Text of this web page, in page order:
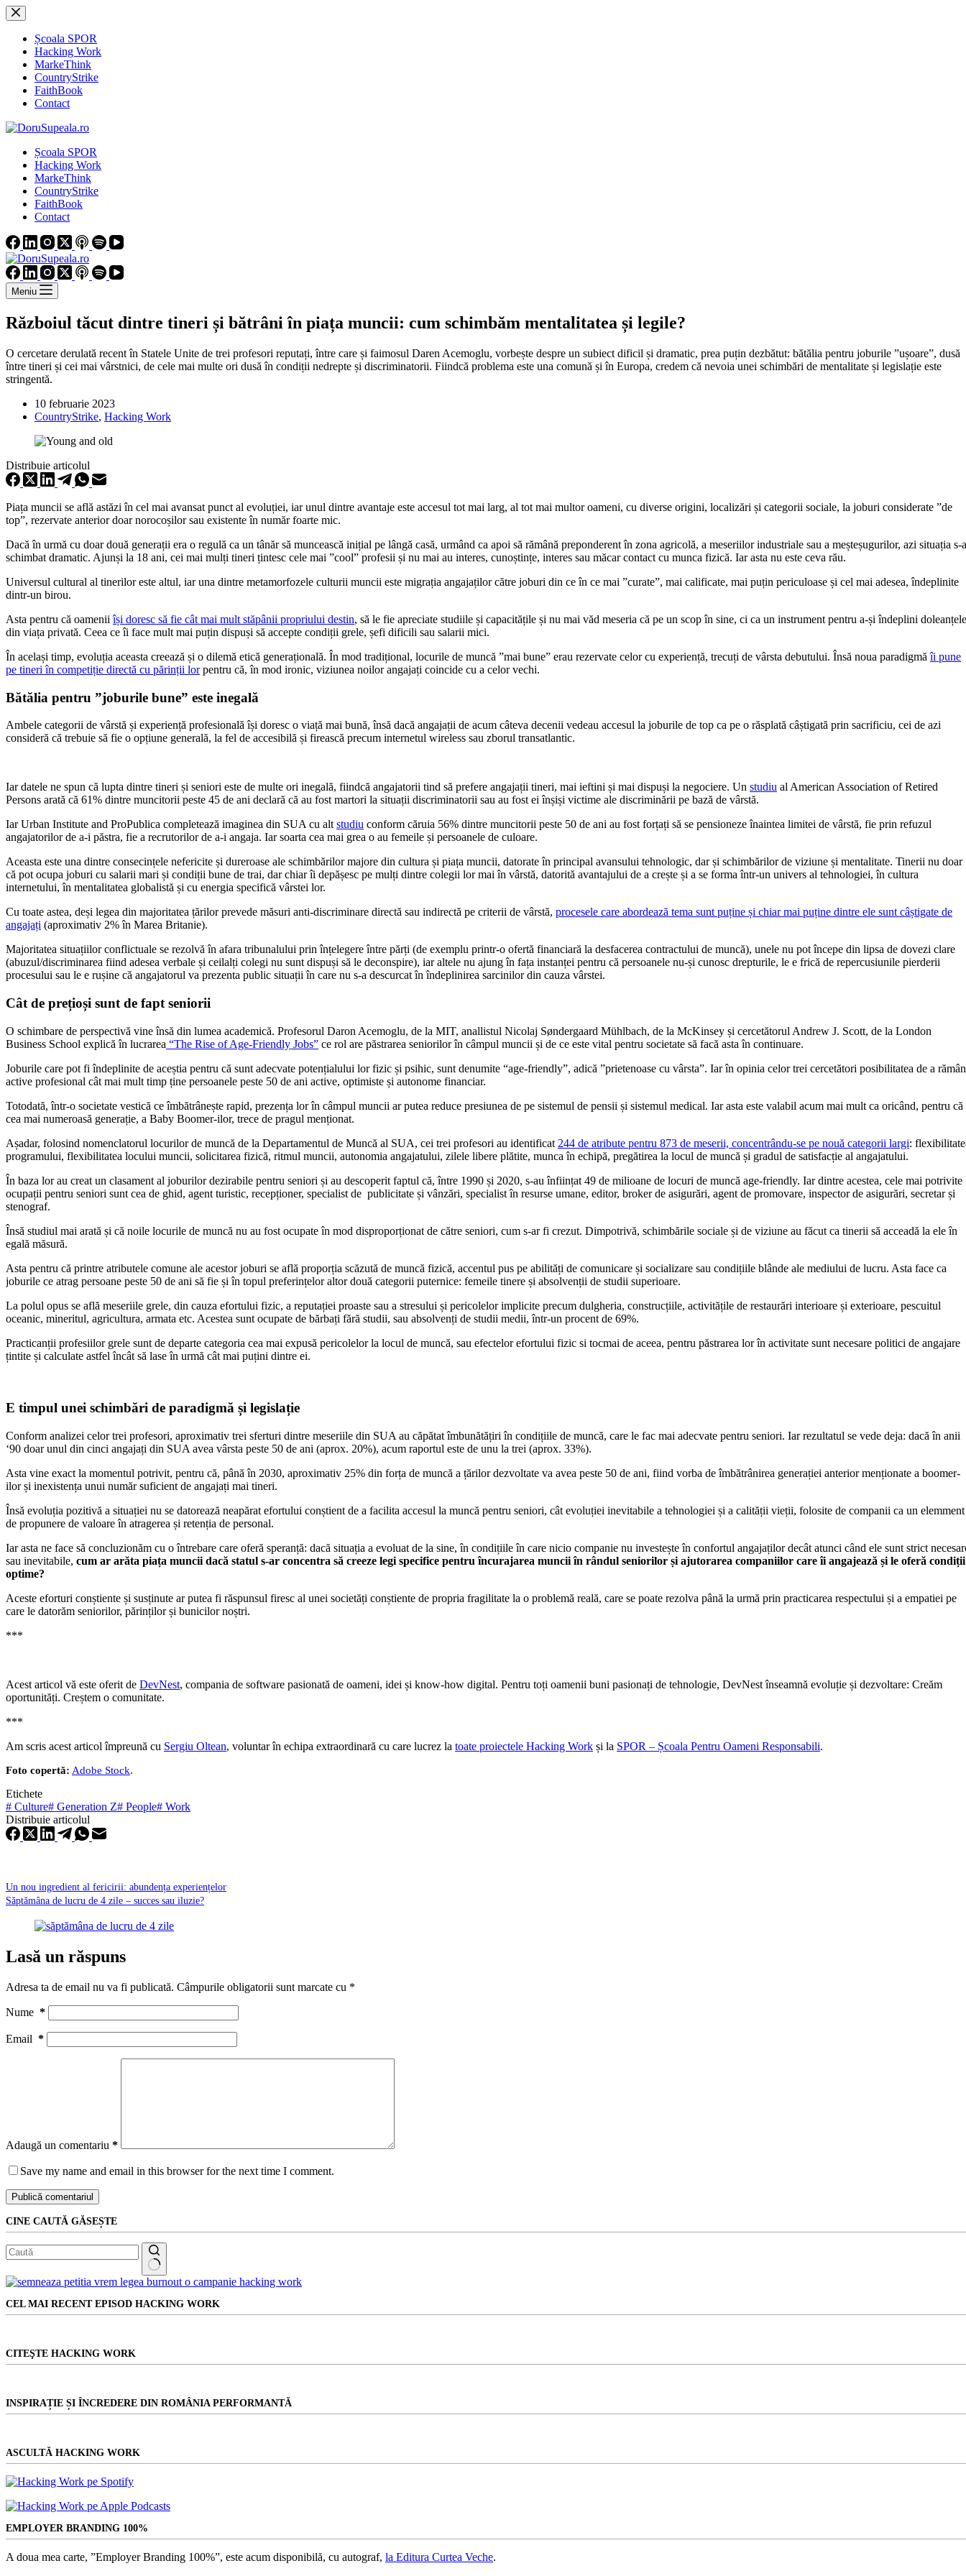
Sari
la
conținutȘcoala SPOR
Hacking Work
MarkeThink
CountryStrike
FaithBook
Contact
Școala SPOR
Hacking Work
MarkeThink
CountryStrike
FaithBook
Contact
Meniu
Războiul tăcut dintre tineri și bătrâni în piața muncii: cum schimbăm mentalitatea și legile?
O cercetare derulată recent în Statele Unite de trei profesori reputați, între care și faimosul Daren Acemoglu, vorbește despre un subiect dificil și dramatic, prea puțin dezbătut: bătălia pentru joburile ”ușoare”, dusă
între tineri și cei mai vârstnici, de cele mai multe ori dusă în condiții nedrepte și discriminatorii. Fiindcă problema este una comună și în Europa, credem că nevoia unei schimbări de mentalitate și legislație este
stringentă.
10 februarie 2023
CountryStrike, Hacking Work
Distribuie articolul
Piața muncii se află astăzi în cel mai avansat punct al evoluției, iar unul dintre avantaje este accesul tot mai larg, al tot mai multor oameni, cu diverse origini, localizări și categorii sociale, la joburi considerate ”de
top”, rezervate anterior doar norocoșilor sau existente în număr foarte mic.
Dacă în urmă cu doar două generații era o regulă ca un tânăr să muncească inițial pe lângă casă, urmând ca apoi să rămână preponderent în zona agricolă, a meseriilor industriale sau a meșteșugurilor, azi situația s-a
schimbat dramatic. Ajunși la 18 ani, cei mai mulți tineri țintesc cele mai ”cool” profesii și nu mai au interes, cunoștințe, interes sau măcar contact cu munca fizică. Iar asta nu este ceva rău.
Universul cultural al tinerilor este altul, iar una dintre metamorfozele culturii muncii este migrația angajaților către joburi din ce în ce mai ”curate”, mai calificate, mai puțin periculoase și cel mai adesea, îndeplinite
dintr-un birou.
Asta pentru că oameniiîși doresc să fie cât mai mult stăpânii propriului destin, să le fie apreciate studiile și capacitățile și nu mai văd meseria că pe un scop în sine, ci ca un instrument pentru a-și îndeplini doleanțele
din viața privată. Ceea ce îi face mult mai puțin dispuși să accepte condiții grele, șefi dificili sau salarii mici.
În același timp, evoluția aceasta creează și o dilemă etică generațională. În mod tradițional, locurile de muncă ”mai bune” erau rezervate celor cu experiență, trecuți de vârsta debutului. Însă noua paradigmăîi pune
pe tineri în competiție directă cu părinții lorpentru că, în mod ironic, viziunea noilor angajați coincide cu a celor vechi.
Bătălia pentru ”joburile bune” este inegală
Ambele categorii de vârstă și experiență profesională își doresc o viață mai bună, însă dacă angajații de acum câteva decenii vedeau accesul la joburile de top ca pe o răsplată câștigată prin sacrificiu, cei de azi
consideră că trebuie să fie o opțiune generală, la fel de accesibilă și firească precum internetul wireless sau zborul transatlantic.
Iar datele ne spun că lupta dintre tineri și seniori este de multe ori inegală, fiindcă angajatorii tind să prefere angajații tineri, mai ieftini și mai dispuși la negociere. Un studiu al American Association of Retired
Persons arată că 61% dintre muncitorii peste 45 de ani declară că au fost martori la situații discriminatorii sau au fost ei înșiși victime ale discriminării pe bază de vârstă.
Iar Urban Institute and ProPublica completează imaginea din SUA cu alt studiu conform căruia 56% dintre muncitorii peste 50 de ani au fost forțați să se pensioneze înaintea limitei de vârstă, fie prin refuzul
angajatorilor de a-i păstra, fie a recrutorilor de a-i angaja. Iar soarta cea mai grea o au femeile și persoanele de culoare.
Aceasta este una dintre consecințele nefericite și dureroase ale schimbărilor majore din cultura și piața muncii, datorate în principal avansului tehnologic, dar și schimbărilor de viziune și mentalitate. Tinerii nu doar
că pot ocupa joburi cu salarii mari și condiții bune de trai, dar chiar îi depășesc pe mulți dintre colegii lor mai în vârstă, datorită avantajului de a crește și a se forma într-un univers al tehnologiei, în cultura
internetului, în mentalitatea globalistă și cu energia specifică vârstei lor.
Cu toate astea, deși legea din majoritatea țărilor prevede măsuri anti-discriminare directă sau indirectă pe criterii de vârstă, procesele care abordează tema sunt puține și chiar mai puține dintre ele sunt câștigate de
angajați (aproximativ 2% în Marea Britanie).
Majoritatea situațiilor conflictuale se rezolvă în afara tribunalului prin înțelegere între părți (de exemplu printr-o ofertă financiară la desfacerea contractului de muncă), unele nu pot începe din lipsa de dovezi clare
(abuzul/discriminarea fiind adesea verbale și ceilalți colegi nu sunt dispuși să le deconspire), iar altele nu ajung în fața instanței pentru că persoanele nu-și cunosc drepturile, le e frică de repercusiunile pierderii
procesului sau le e rușine că angajatorul va prezenta public situații în care nu s-a descurcat în îndeplinirea sarcinilor din cauza vârstei.
Cât de prețioși sunt de fapt seniorii
O schimbare de perspectivă vine însă din lumea academică. Profesorul Daron Acemoglu, de la MIT, anallistul Nicolaj Søndergaard Mühlbach, de la McKinsey și cercetătorul Andrew J. Scott, de la London
Business School explică în lucrarea “The Rise of Age-Friendly Jobs” ce rol are păstrarea seniorilor în câmpul muncii și de ce este vital pentru societate să facă asta în continuare.
Joburile care pot fi îndeplinite de aceștia pentru că sunt adecvate potențialului lor fizic și psihic, sunt denumite “age-friendly”, adică ”prietenoase cu vârsta”. Iar în opinia celor trei cercetători posibilitatea de a
active profesional cât mai mult timp ține persoanele peste 50 de ani active, optimiste și autonome financiar.
Totodată, într-o societate vestică ce îmbătrânește rapid, prezența lor în câmpul muncii ar putea reduce presiunea de pe sistemul de pensii și sistemul medical. Iar asta este valabil acum mai mult ca oricând, pentru că
cea mai numeroasă generație, a Baby Boomer-ilor, trece de pragul menționat.
Așadar, folosind nomenclatorul locurilor de muncă de la Departamentul de Muncă al SUA, cei trei profesori au identificat 244 de atribute pentru 873 de meserii, concentrându-se pe nouă categorii largi:
programului, flexibilitatea locului muncii, solicitarea fizică, ritmul muncii, autonomia angajatului, zilele libere plătite, munca în echipă, pregătirea la locul de muncă și gradul de satisfacție al angajatului.
În baza lor au creat un clasament al joburilor dezirabile pentru seniori și au descoperit faptul că, între 1990 și 2020, s-au înființat 49 de milioane de locuri de muncă age-friendly. Iar dintre acestea, cele mai potrivite
ocupații pentru seniori sunt cea de ghid, agent turistic, recepționer, specialist de publicitate și vânzări, specialist în resurse umane, editor, broker de asigurări, agent de promovare, inspector de asigurări, secretar și
stenograf.
Însă studiul mai arată și că noile locurile de muncă nu au fost ocupate în mod disproporționat de către seniori, cum s-ar fi crezut. Dimpotrivă, schimbările sociale și de viziune au făcut ca tinerii să acceadă la ele în
egală măsură.
Asta pentru că printre atributele comune ale acestor joburi se află proporția scăzută de muncă fizică, accentul pus pe abilități de comunicare și socializare sau condițiile blânde ale mediului de lucru. Asta face ca
joburile ce atrag persoane peste 50 de ani să fie și în topul preferințelor altor două categorii puternice: femeile tinere și absolvenții de studii superioare.
La polul opus se află meseriile grele, din cauza efortului fizic, a reputației proaste sau a stresului și pericolelor implicite precum dulgheria, construcțiile, activitățile de restaurări interioare și exterioare, pescuitul
oceanic, mineritul, agricultura, armata etc. Acestea sunt ocupate de bărbați fără studii, sau absolvenți de studii medii, într-un procent de 69%.
Practicanții profesiilor grele sunt de departe categoria cea mai expusă pericolelor la locul de muncă, sau efectelor efortului fizic si tocmai de aceea, pentru păstrarea lor în activitate sunt necesare politici de angajare
țintite și calculate astfel încât să lase în urmă cât mai puțini dintre ei.
E timpul unei schimbări de paradigmă și legislație
Conform analizei celor trei profesori, aproximativ trei sferturi dintre meseriile din SUA au căpătat îmbunătățiri în condițiile de muncă, care le fac mai adecvate pentru seniori. Iar rezultatul se vede deja: dacă în anii
‘90 doar unul din cinci angajați din SUA avea vârsta peste 50 de ani (aprox. 20%), acum raportul este de unu la trei (aprox. 33%).
Asta vine exact la momentul potrivit, pentru că, până în 2030, aproximativ 25% din forța de muncă a țărilor dezvoltate va avea peste 50 de ani, fiind vorba de îmbătrânirea generației anterior menționate a boomer-
ilor și inexistența unui număr suficient de angajați mai tineri.
Însă evoluția pozitivă a situației nu se datorează neapărat efortului conștient de a facilita accesul la muncă pentru seniori, cât evoluției inevitabile a tehnologiei și a calității vieții, folosite de companii ca un elemment
de propunere de valoare în atragerea și retenția de personal.
Iar asta ne face să concluzionăm cu o întrebare care oferă speranță: dacă situația a evoluat de la sine, în condițiile în care nicio companie nu investește în confortul angajaților decât atunci când ele sunt strict
sau inevitabile, cum ar arăta piața muncii dacă statul s-ar concentra să creeze legi specifice pentru încurajarea muncii în rândul seniorilor și ajutorarea companiilor care îi angajează și le oferă condiții
optime?
Aceste eforturi conștiente și susținute ar putea fi răspunsul firesc al unei societăți conștiente de propria fragilitate la o problemă reală, care se poate rezolva până la urmă prin practicarea respectului și a empatiei pe
care le datorăm seniorilor, părinților și bunicilor noștri.
***
Acest articol vă este oferit de DevNest, compania de software pasionată de oameni, idei și know-how digital. Pentru toți oamenii buni pasionați de tehnologie, DevNest înseamnă evoluție și dezvoltare: Creăm
oportunități. Creștem o comunitate.
***
Am scris acest articol împreună cu Sergiu Oltean, voluntar în echipa extraordinară cu care lucrez la toate proiectele Hacking Work și la SPOR – Școala Pentru Oameni Responsabili.
Foto copertă: Adobe Stock.
Etichete
# Culture# Generation Z# People# Work
Distribuie articolul
Un nou ingredient al fericirii: abundența experiențelor
Săptămâna de lucru de 4 zile – succes sau iluzie?
Lasă un răspuns
Adresa ta de email nu va fi publicată. Câmpurile obligatorii sunt marcate cu *
Nume *
Email *
Adaugă un comentariu *
Save my name and email in this browser for the next time I comment.
Publică comentariul
CINE CAUTĂ GĂSEȘTE
Niciun
CEL MAI RECENT EPISOD HACKING WORK
CITEŞTE HACKING WORK
INSPIRAȚIE ȘI ÎNCREDERE DIN ROMÂNIA PERFORMANTĂ
ASCULTĂ HACKING WORK
EMPLOYER BRANDING 100%
A doua mea carte, ”Employer Branding 100%”, este acum disponibilă, cu autograf, la Editura Curtea Veche.